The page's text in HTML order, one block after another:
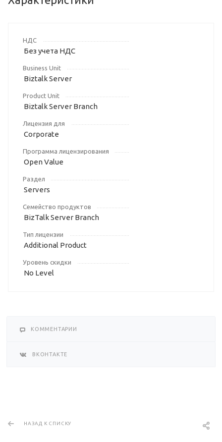
НДС
Без учета НДС
Business Unit
Biztalk Server
Product Unit
Biztalk Server Branch
Лицензия для
Corporate
Программа лицензирования
Open Value
Раздел
Servers
Семейство продуктов
BizTalk Server Branch
Тип лицензии
Additional Product
Уровень скидки
No Level
КОММЕНТАРИИ
ВКОНТАКТЕ
НАЗАД К СПИСКУ